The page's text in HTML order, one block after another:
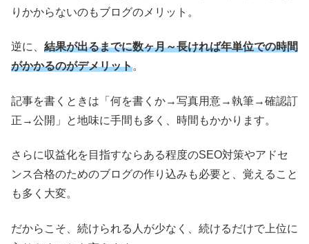
りかからないのもブログのメリット。
逆に、 結果が出るまでに数ヶ月～長ければ年単位での時間
がかかるのがデメリット。
記事を書くときは「何を書くか→写真用意→執筆→確認訂
正→公開」と地味に手間も多く、時間もかかります。
さらに収益化を目指すならある程度のSEO対策やアドセ
ンス合格のためのブログの作り込みも必要と、覚えること
も多く大変。
だからこそ、続けられる人が少なく、続けるだけで上位に